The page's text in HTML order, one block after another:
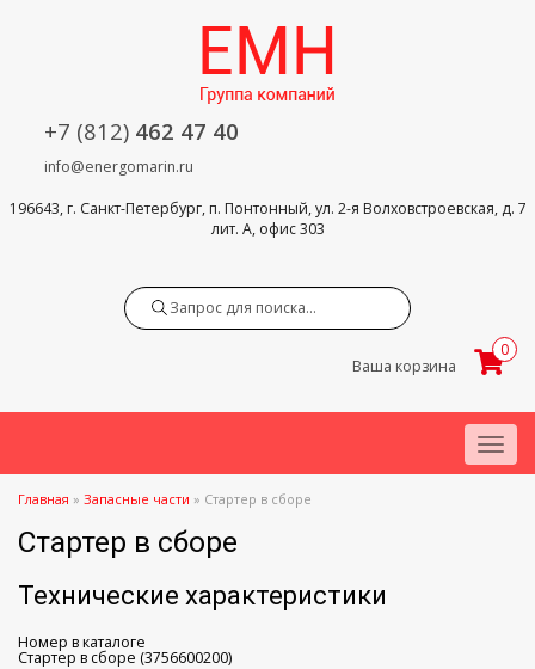
+7 (812) 462 47 40
info@energomarin.ru
196643, г. Санкт-Петербург, п. Понтонный, ул. 2-я Волховстроевская, д. 7
лит. А, офис 303
Ваша корзина
0
Menu
Главная » Запасные части » Стартер в сборе
Стартер в сборе
Технические характеристики
Номер в каталоге
Стартер в сборе (3756600200)